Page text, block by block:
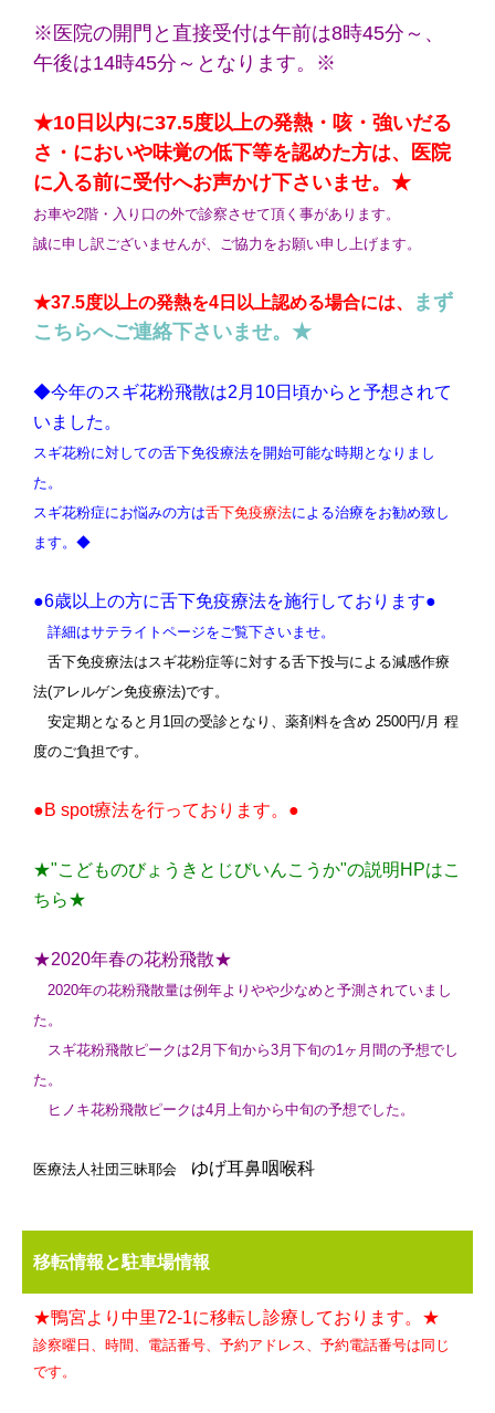
※医院の開門と直接受付は午前は8時45分～、
午後は14時45分～となります。※
★10日以内に37.5度以上の発熱・咳・強いだる
さ・においや味覚の低下等を認めた方は、医院
に入る前に受付へお声かけ下さいませ。★
お車や2階・入り口の外で診察させて頂く事があります。
誠に申し訳ございませんが、ご協力をお願い申し上げます。
★37.5度以上の発熱を4日以上認める場合には、
まず
こちらへご連絡下さいませ。★
◆今年のスギ花粉飛散は2月10日頃からと予想されて
いました。
スギ花粉に対しての舌下免役療法を開始可能な時期となりまし
た。
スギ花粉症にお悩みの方は舌下免疫療法による治療をお勧め致し
ます。 ◆
●6歳以上の方に舌下免疫療法を施行しております●
詳細はサテライトページをご覧下さいませ。
舌下免疫療法はスギ花粉症等に対する舌下投与による減感作療
法(アレルゲン免疫療法)です。
安定期となると月1回の受診となり、薬剤料を含め 2500円/月 程
度のご負担です。
●B spot療法を行っております。●
★"こどものびょうきとじびいんこうか"の説明HPはこ
ちら★
★2020年春の花粉飛散★
2020年の花粉飛散量は例年よりやや少なめと予測されていまし
た。
スギ花粉飛散ピークは2月下旬から3月下旬の1ヶ月間の予想でし
た。
ヒノキ花粉飛散ピークは4月上旬から中旬の予想でした。
医療法人社団三昧耶会 ゆげ耳鼻咽喉科
移転情報と駐車場情報
★鴨宮より中里72-1に移転し診療しております。★
診察曜日、時間、電話番号、予約アドレス、予約電話番号は同じ
です。